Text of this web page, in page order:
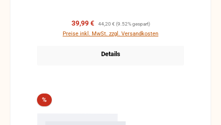
Verkaufspreis:
39,99 € Regulärer Preis:
44,20 € (9.52% gespart)
Preise inkl. MwSt. zzgl. Versandkosten
Details
%Rabatt